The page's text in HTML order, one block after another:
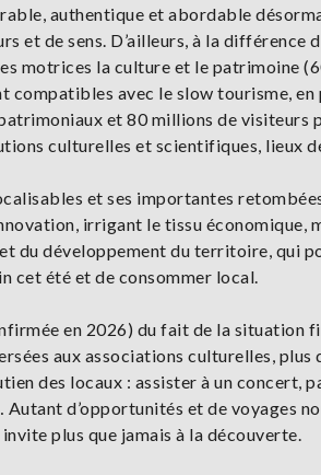
authentique et abordable
et de sens. D’ailleurs, à la différence
motrices la culture et le patrimoine
avec le slow tourisme, en
et 80 millions de visiteurs
culturelles et scientifiques, lieux
et ses importantes
irrigant le tissu économique,
du développement du territoire, qui
cet été et de consommer local.
en 2026) du fait de la
aux associations culturelles,
des locaux : assister à un concert,
d’opportunités et de voyages
plus que jamais à la découverte.